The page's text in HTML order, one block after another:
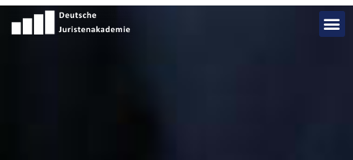
Add Your Heading Text Here